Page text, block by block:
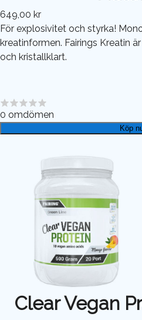
649,00 kr
För explosivitet och styrka!
kreatinformen. Fairings Kreatin
och kristallklart.
0 omdömen
Köp
Clear Vegan